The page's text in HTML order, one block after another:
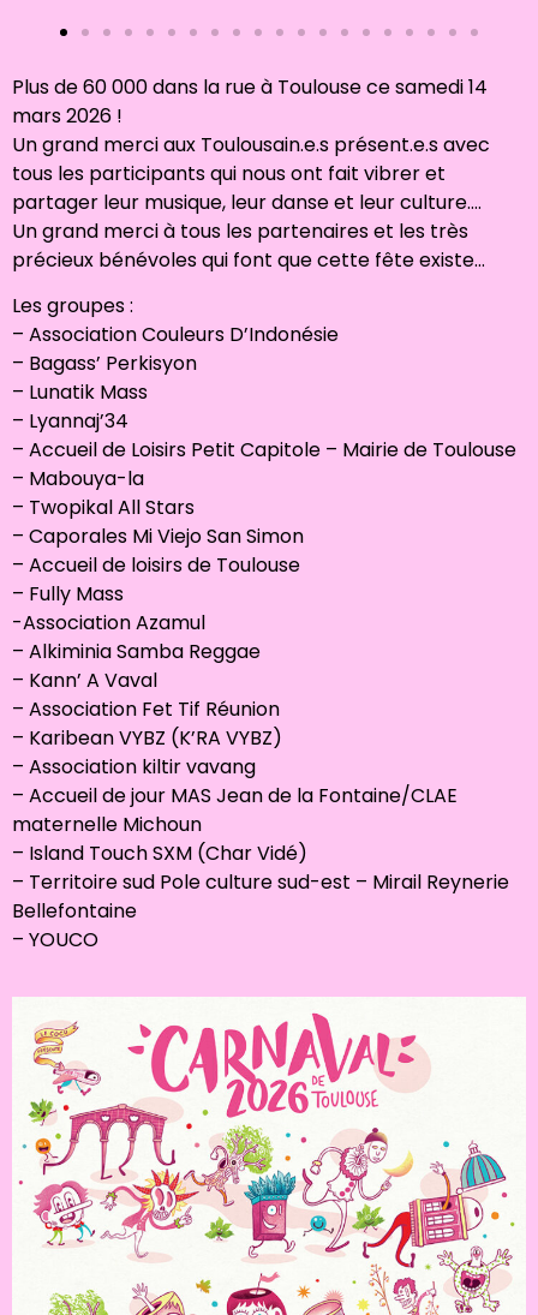
Plus de 60 000 dans la rue à Toulouse ce samedi 14
mars 2026 !
Un grand merci aux Toulousain.e.s présent.e.s avec
tous les participants qui nous ont fait vibrer et
partager leur musique, leur danse et leur culture….
Un grand merci à tous les partenaires et les très
précieux bénévoles qui font que cette fête existe…
Les groupes :
– Association Couleurs D’Indonésie
– Bagass’ Perkisyon
– Lunatik Mass
– Lyannaj’34
– Accueil de Loisirs Petit Capitole – Mairie de Toulouse
– Mabouya-la
– Twopikal All Stars
– Caporales Mi Viejo San Simon
– Accueil de loisirs de Toulouse
– Fully Mass
-Association Azamul
– Alkiminia Samba Reggae
– Kann’ A Vaval
– Association Fet Tif Réunion
– Karibean VYBZ (K’RA VYBZ)
– Association kiltir vavang
– Accueil de jour MAS Jean de la Fontaine/CLAE
maternelle Michoun
– Island Touch SXM (Char Vidé)
– Territoire sud Pole culture sud-est – Mirail Reynerie
Bellefontaine
– YOUCO